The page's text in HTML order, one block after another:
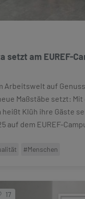
setzt am EUREF-
Arbeitswelt auf
Maßstäbe setzt:
Klüh ihre Gäste
auf dem EUREF-
#Menschen
17